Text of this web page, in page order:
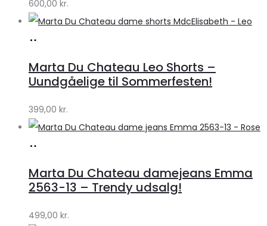
Lykke
600,00 kr.
Klædeskabet.dk
Marta Du Chateau Leo Shorts –
Uundgåelige til Sommerfesten!
399,00 kr.
Klædeskabet.dk
Marta Du Chateau damejeans Emma
2563-13 – Trendy udsalg!
499,00 kr.